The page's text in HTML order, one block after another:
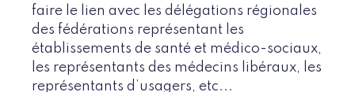
faire le lien avec les délégations régionales
des fédérations représentant les
établissements de santé et médico-sociaux,
les représentants des médecins libéraux, les
représentants d’usagers, etc...